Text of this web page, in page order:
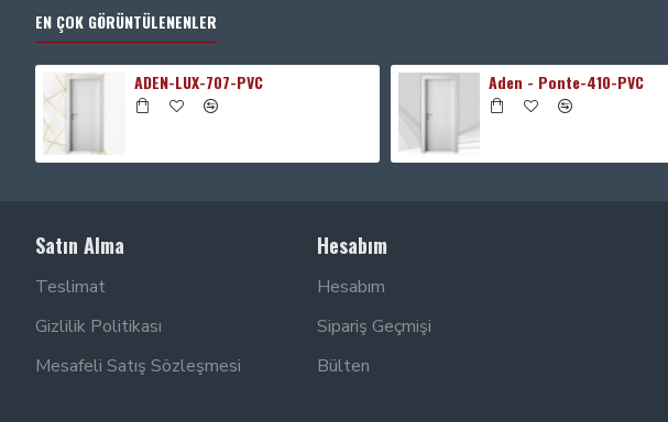
EN ÇOK GÖRÜNTÜLENENLER
ADEN-LUX-707-PVC Aden - Ponte-410-PVC
Satın Alma
Teslimat
Gizlilik Politikası
Mesafeli Satış Sözleşmesi
Hesabım
Hesabım
Sipariş Geçmişi
Bülten